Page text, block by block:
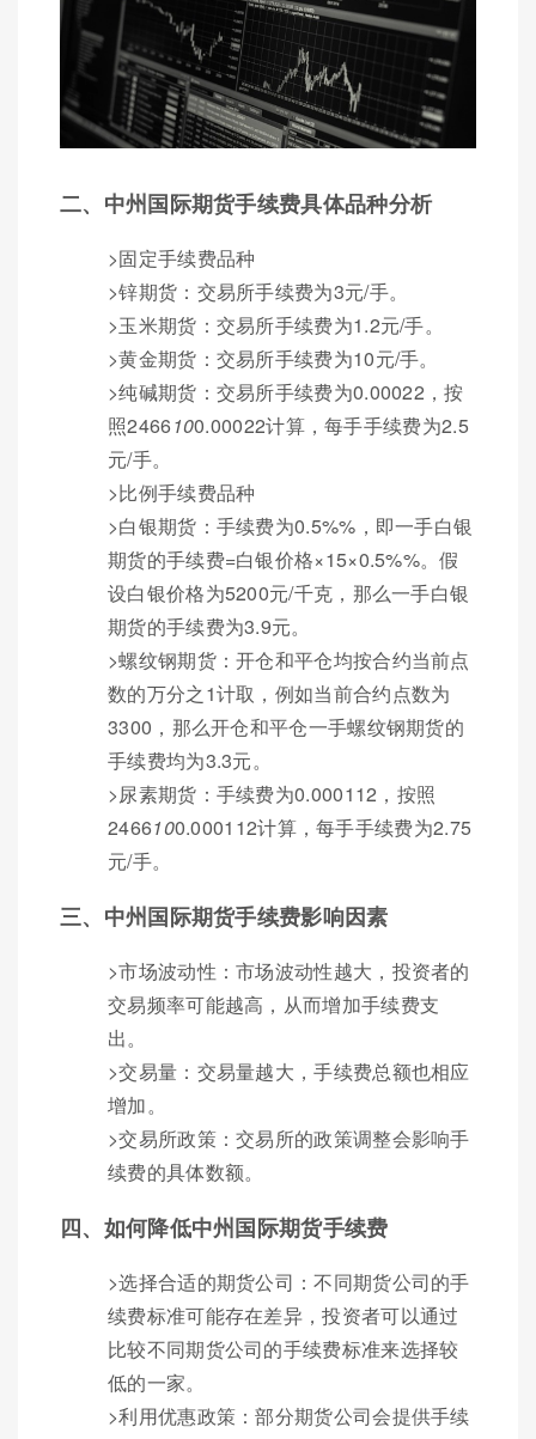
二、中州国际期货手续费具体品种分析
>固定手续费品种
>锌期货：交易所手续费为3元/手。
>玉米期货：交易所手续费为1.2元/手。
>黄金期货：交易所手续费为10元/手。
>纯碱期货：交易所手续费为0.00022，按
照2466100.00022计算，每手手续费为2.5
元/手。
>比例手续费品种
>白银期货：手续费为0.5%%，即一手白银
期货的手续费=白银价格×15×0.5%%。假
设白银价格为5200元/千克，那么一手白银
期货的手续费为3.9元。
>螺纹钢期货：开仓和平仓均按合约当前点
数的万分之1计取，例如当前合约点数为
3300，那么开仓和平仓一手螺纹钢期货的
手续费均为3.3元。
>尿素期货：手续费为0.000112，按照
2466100.000112计算，每手手续费为2.75
元/手。
三、中州国际期货手续费影响因素
>市场波动性：市场波动性越大，投资者的
交易频率可能越高，从而增加手续费支
出。
>交易量：交易量越大，手续费总额也相应
增加。
>交易所政策：交易所的政策调整会影响手
续费的具体数额。
四、如何降低中州国际期货手续费
>选择合适的期货公司：不同期货公司的手
续费标准可能存在差异，投资者可以通过
比较不同期货公司的手续费标准来选择较
低的一家。
>利用优惠政策：部分期货公司会提供手续